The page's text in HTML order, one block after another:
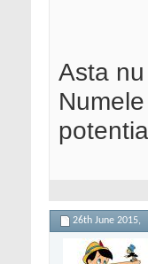
Asta
26th June 2015,